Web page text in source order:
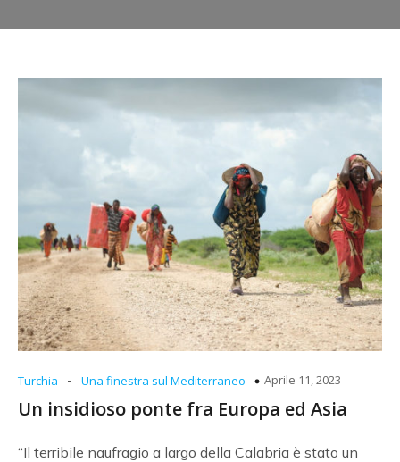
Turchia - Una finestra sul Mediterraneo Aprile 11, 2023
Un insidioso ponte fra Europa ed Asia
“Il terribile naufragio a largo della Calabria è stato un